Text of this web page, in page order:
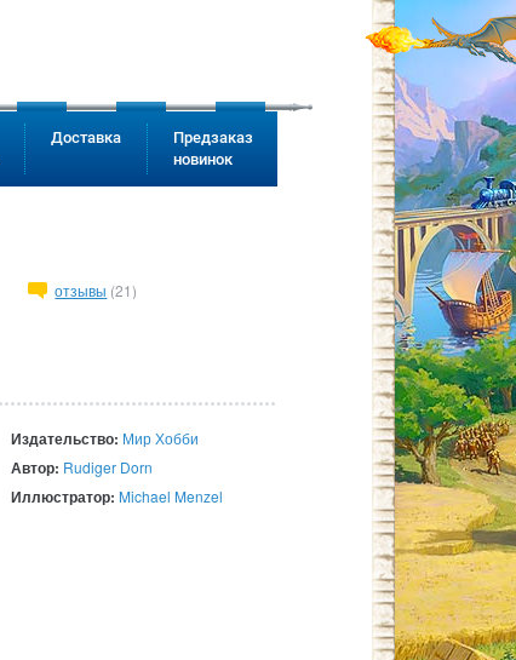
Доставка
Предзаказ
новинок
отзывы (21)
Издательство: Мир Хобби
Автор: Rudiger Dorn
Иллюстратор: Michael Menzel